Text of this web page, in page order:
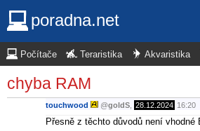
poradna.net
Počítače Teraristika Akvaristika
chyba RAM
touchwood @goldS 28.12.2024 16:20
Přesně z těchto důvodů není